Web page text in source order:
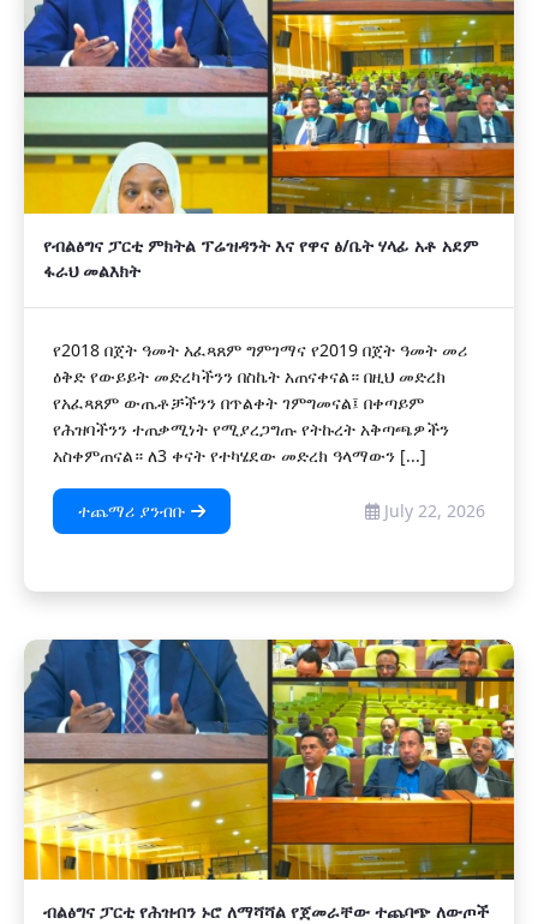
የብልፅግና ፓርቲ ምክትል ፕሬዝዳንት እና የዋና ፅ/ቤት ሃላፊ አቶ አደም
ፋራህ መልእክት
የ2018 በጀት ዓመት አፈጻጸም ግምገማና የ2019 በጀት ዓመት መሪ
ዕቅድ የውይይት መድረካችንን በስኬት አጠናቀናል። በዚህ መድረክ
የአፈጻጸም ውጤቶቻችንን በጥልቀት ገምግመናል፤ በቀጣይም
የሕዝባችንን ተጠቃሚነት የሚያረጋግጡ የትኩረት አቅጣጫዎችን
አስቀምጠናል። ለ3 ቀናት የተካሄደው መድረክ ዓላማውን [...]
ተጨማሪ ያንብቡ July 22, 2026
ብልፅግና ፓርቲ የሕዝብን ኑሮ ለማሻሻል የጀመራቸው ተጨባጭ ለውጦች